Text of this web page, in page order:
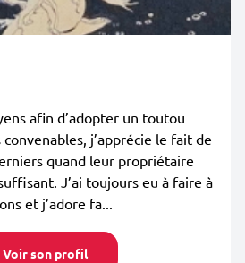
afin d’adopter un toutou
j’apprécie le fait de
quand leur propriétaire
J’ai toujours eu à faire à
et j’adore fa...
Voir son profil